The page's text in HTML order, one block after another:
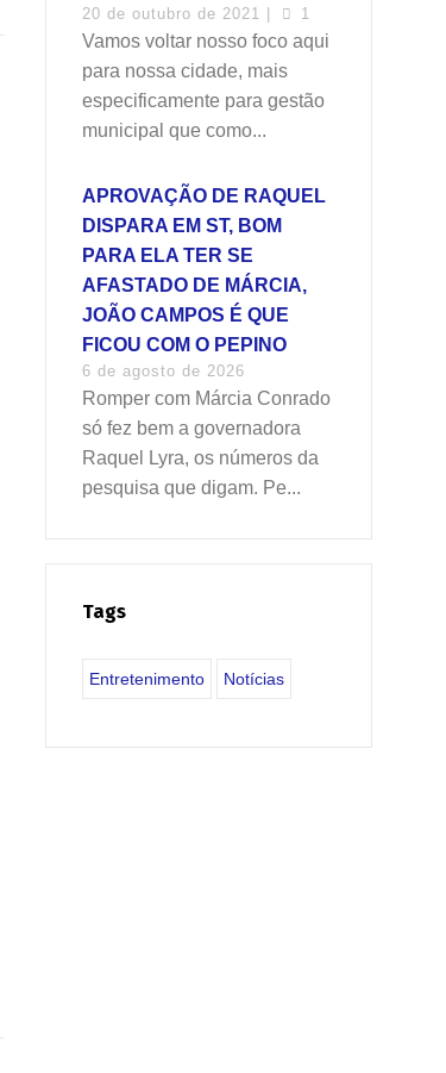
20 de outubro de 2021 | 1
Vamos voltar nosso foco aqui
para nossa cidade, mais
especificamente para gestão
municipal que como...
APROVAÇÃO DE RAQUEL
DISPARA EM ST, BOM
PARA ELA TER SE
AFASTADO DE MÁRCIA,
JOÃO CAMPOS É QUE
FICOU COM O PEPINO
6 de agosto de 2026
Romper com Márcia Conrado
só fez bem a governadora
Raquel Lyra, os números da
pesquisa que digam. Pe...
Tags
Entretenimento Notícias